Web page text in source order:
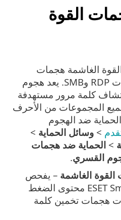
القوة
الغاشمة هجمات
تخمين كلمة المرور لخدمات RDP وSMB. يعد هجوم
كلمة مرور مستهدفة
المجموعات من الأحرف
ضد الهجوم
> وسائل الحماية >
> الحماية ضد هجمات
القسري.
الغاشمة – يفحص
ESET Smart Security Premium محتوى الضغط
هجمات تخمين كلمة